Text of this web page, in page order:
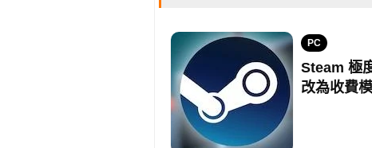
PC
Steam 極
改為收費